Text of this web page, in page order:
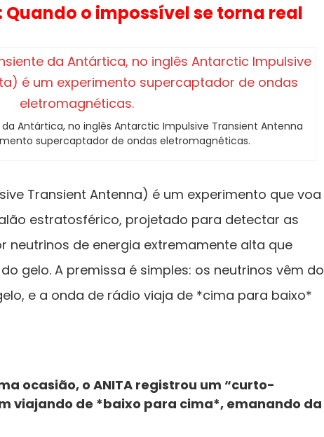
Quando o impossível se torna real
Antártica, no inglês Antarctic Impulsive Transient Antenna
supercaptador de ondas eletromagnéticas.
Transient Antenna) é um experimento que voa
estratosférico, projetado para detectar as
neutrinos de energia extremamente alta que
gelo. A premissa é simples: os neutrinos vêm do
e a onda de rádio viaja de *cima para baixo*
ocasião, o ANITA registrou um “curto-
viajando de *baixo para cima*, emanando da